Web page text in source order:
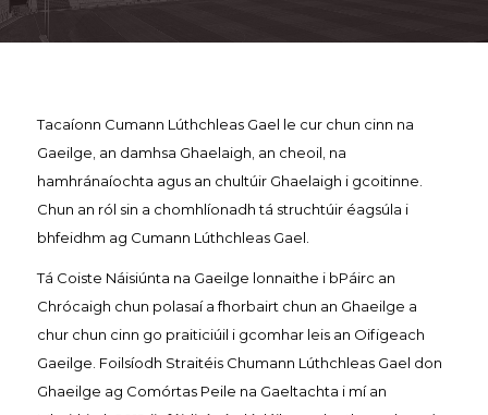
Tacaíonn Cumann Lúthchleas Gael le cur chun cinn na
Gaeilge, an damhsa Ghaelaigh, an cheoil, na
hamhránaíochta agus an chultúir Ghaelaigh i gcoitinne.
Chun an ról sin a chomhlíonadh tá struchtúir éagsúla i
bhfeidhm ag Cumann Lúthchleas Gael.
Tá Coiste Náisiúnta na Gaeilge lonnaithe i bPáirc an
Chrócaigh chun polasaí a fhorbairt chun an Ghaeilge a
chur chun cinn go praiticiúil i gcomhar leis an Oifigeach
Gaeilge. Foilsíodh Straitéis Chumann Lúthchleas Gael don
Ghaeilge ag Comórtas Peile na Gaeltachta i mí an